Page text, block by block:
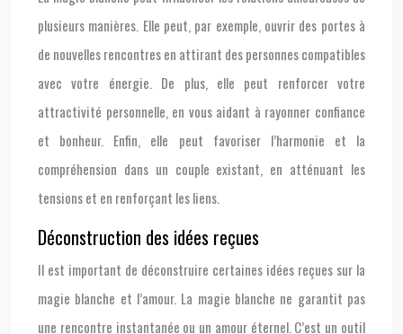
plusieurs manières. Elle peut, par exemple, ouvrir des portes à
de nouvelles rencontres en attirant des personnes compatibles
avec votre énergie. De plus, elle peut renforcer votre
attractivité personnelle, en vous aidant à rayonner confiance
et bonheur. Enfin, elle peut favoriser l’harmonie et la
compréhension dans un couple existant, en atténuant les
tensions et en renforçant les liens.
Déconstruction des idées reçues
Il est important de déconstruire certaines idées reçues sur la
magie blanche et l’amour. La magie blanche ne garantit pas
une rencontre instantanée ou un amour éternel. C’est un outil